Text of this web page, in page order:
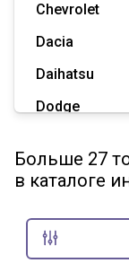
Chevrolet
Dacia
Daihatsu
Dodge
Great Wall
Hummer
Больше 27
в каталоге